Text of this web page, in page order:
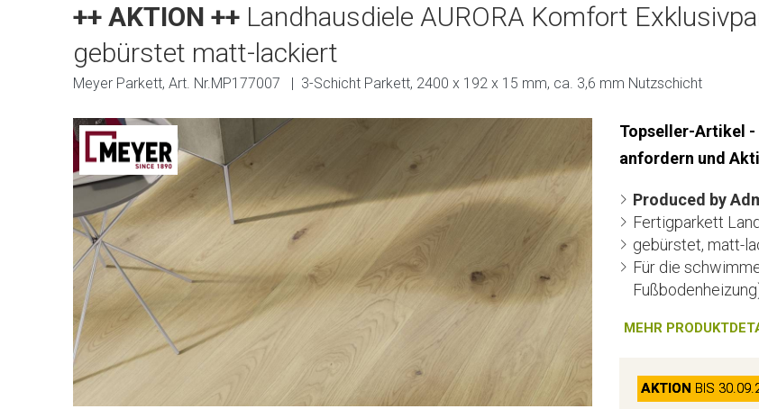
++ AKTION ++ Landhausdiele AURORA Komfort
gebürstet matt-lackiert
Meyer Parkett, Art. Nr.MP177007 | 3-Schicht Parkett, 2400 x 192 x 15 mm, ca. 3,6 mm Nutzschicht
Topseller-Artikel
anfordern und
Produced by
Fertigparkett
gebürstet, matt-
Für die
MEHR
AKTION BIS